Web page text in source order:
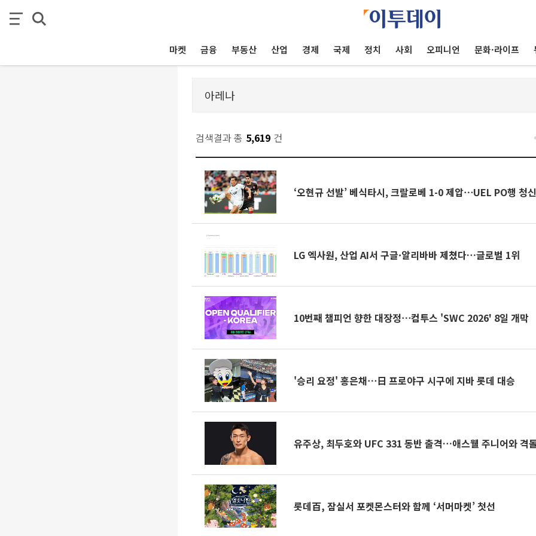
마켓 금융 부동산 산업 경제 국제 정치 사회 오피니언 문화·라이프
검색결과 총 5,619 건
‘오현규 선발’ 베식타시, 크랄로베 1-0 제압⋯UEL PO행 청
LG 엑사원, 산업 AI서 구글·알리바바 제쳤다…글로벌 1위
10번째 챔피언 향한 대장정⋯컴투스 'SWC 2026' 8일 개막
'승리 요정' 홍은채⋯日 프로야구 시구에 지바 롯데 대승
유주상, 최두호와 UFC 331 동반 출격…애스웰 주니어와 격
롯데百, 잠실서 포켓몬스터와 함께 ‘서머마켓’ 첫선